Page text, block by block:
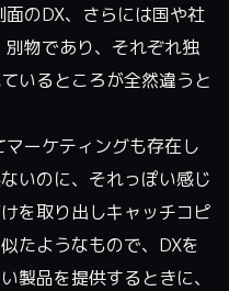
のDX、さらには国や社
物であり、それぞれ独
いるところが全然違うと
ーケティングも存在し
いのに、それっぽい感じ
を取り出しキャッチコピ
たようなもので、DXを
製品を提供するときに、